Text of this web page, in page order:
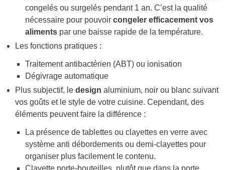
congelés ou surgelés pendant 1 an. C’est la qualité
nécessaire pour pouvoir congeler efficacement vos
alimentspar une baisse rapide de la température.
Les fonctions pratiques :
Traitement antibactérien (ABT) ou ionisation
Dégivrage automatique
Plus subjectif, ledesign aluminium, noir ou blanc suivant
vos goûts et le style de votre cuisine. Cependant, des
éléments peuvent faire la différence :
La présence de tablettes ou clayettes en verre avec
système anti débordements ou demi-clayettes pour
organiser plus facilement le contenu.
Clayette porte-bouteilles, plutôt que dans la porte.